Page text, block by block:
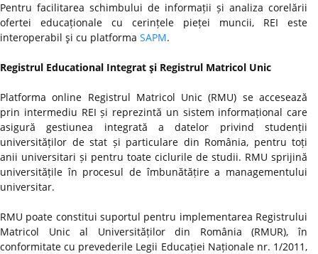
Pentru facilitarea schimbului de informații și analiza corelării
ofertei educaționale cu cerințele pieței muncii, REI este
interoperabil şi cu platforma SAPM.
Registrul Educational Integrat şi Registrul Matricol Unic
Platforma online Registrul Matricol Unic (RMU) se accesează
prin intermediu REI și reprezintă un sistem informațional care
asigură gestiunea integrată a datelor privind studenții
universităților de stat și particulare din România, pentru toți
anii universitari și pentru toate ciclurile de studii. RMU sprijină
universitățile în procesul de îmbunătățire a managementului
universitar.
RMU poate constitui suportul pentru implementarea Registrului
Matricol Unic al Universităților din România (RMUR), în
conformitate cu prevederile Legii Educației Naționale nr. 1/2011,